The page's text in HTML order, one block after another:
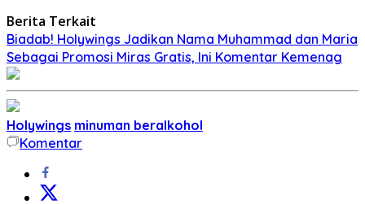
Berita Terkait
Biadab! Holywings Jadikan Nama Muhammad dan Maria
Sebagai Promosi Miras Gratis, Ini Komentar Kemenag
Holywings minuman beralkohol
Komentar